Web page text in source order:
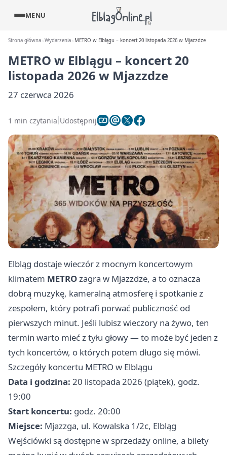
MENU
Strona główna Wydarzenia METRO w Elblągu – koncert 20 listopada 2026 w Mjazzdze
METRO w Elblągu – koncert 20
listopada 2026 w Mjazzdze
27 czerwca 2026
1 min czytania Udostępnij
Elbląg dostaje wieczór z mocnym koncertowym
klimatem METROzagra w Mjazzdze, a to oznacza
dobrą muzykę, kameralną atmosferę i spotkanie z
zespołem, który potrafi porwać publiczność od
pierwszych minut. Jeśli lubisz wieczory na żywo, ten
termin warto mieć z tyłu głowy — to może być jeden z
tych koncertów, o których potem długo się mówi.
Szczegóły koncertu METRO w Elblągu
Data i godzina: 20 listopada 2026 (piątek), godz.
19:00
Start koncertu: godz. 20:00
Miejsce: Mjazzga, ul. Kowalska 1/2c, Elbląg
Wejściówki są dostępne w sprzedaży online, a bilety